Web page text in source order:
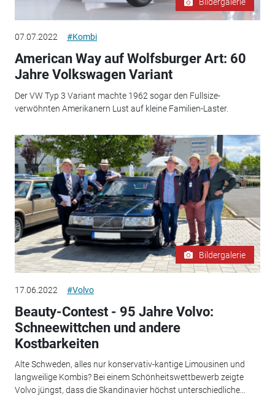
07.07.2022 #Kombi
American Way auf Wolfsburger Art: 60
Jahre Volkswagen Variant
Der VW Typ 3 Variant machte 1962 sogar den Fullsize-
verwöhnten Amerikanern Lust auf kleine Familien-Laster.
Bildergalerie
17.06.2022 #Volvo
Beauty-Contest - 95 Jahre Volvo:
Schneewittchen und andere
Kostbarkeiten
Alte Schweden, alles nur konservativ-kantige Limousinen und
langweilige Kombis? Bei einem Schönheitswettbewerb zeigte
Volvo jüngst, dass die Skandinavier höchst unterschiedliche...